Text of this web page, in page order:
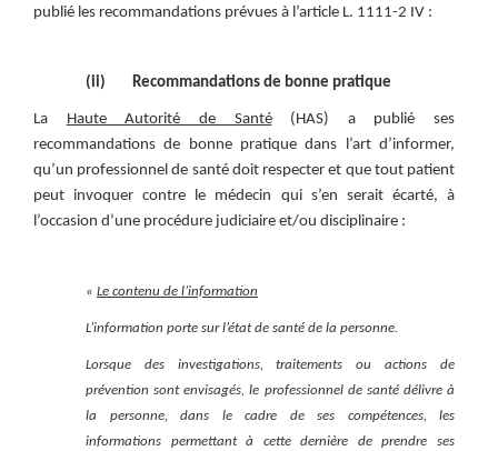
publié les recommandations prévues à l’article L. 1111-2 IV :
(ii) Recommandations de bonne pratique
La Haute Autorité de Santé(HAS) a publié ses
recommandations de bonne pratique dans l’art d’informer,
qu’un professionnel de santé doit respecter et que tout patient
peut invoquer contre le médecin qui s’en serait écarté, à
l’occasion d’une procédure judiciaire et/ou disciplinaire :
« Le contenu de l’information
L’information porte sur l’état de santé de la personne.
Lorsque des investigations, traitements ou actions de
prévention sont envisagés, le professionnel de santé délivre à
la personne, dans le cadre de ses compétences, les
informations permettant à cette dernière de prendre ses